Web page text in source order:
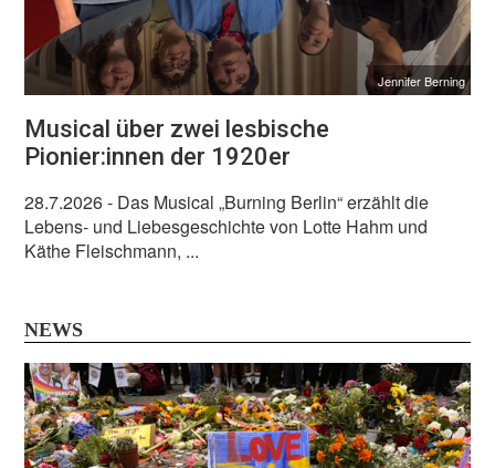
Jennifer Berning
Musical über zwei lesbische
Pionier:innen der 1920er
28.7.2026- Das Musical „Burning Berlin“ erzählt die
Lebens- und Liebesgeschichte von Lotte Hahm und
Käthe Fleischmann, ...
NEWS